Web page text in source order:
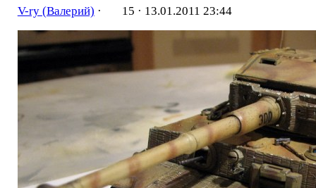
V-ry (Валерий) · 15 · 13.01.2011 23:44